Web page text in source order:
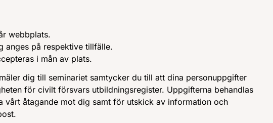
webbplats.
anges på respektive tillfälle.
i mån av plats.
dig till seminariet samtycker du till att dina personuppgifter
för civilt försvars utbildningsregister. Uppgifterna behandlas
vårt åtagande mot dig samt för utskick av information och